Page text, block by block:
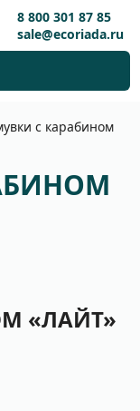
8 800 301 87 85
sale@ecoriada.ru
с карабином
«ЛАЙТ»